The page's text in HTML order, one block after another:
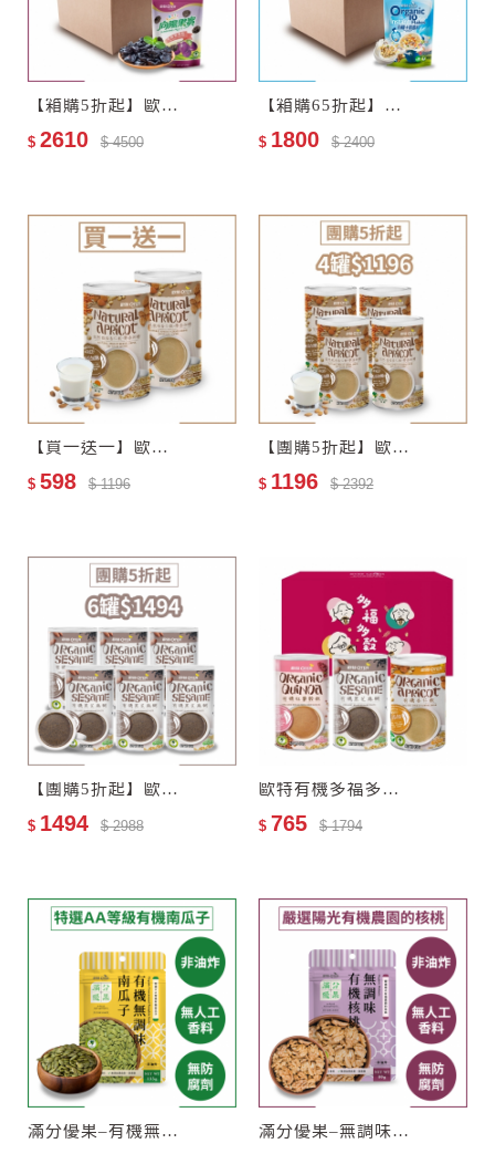
【箱購5折起】歐特有機黑棗乾18包–效期至2027-11-13
$ 2610 $ 4500
【箱購65折起】歐特有機十穀麥片12包–效期至2028-01-05
$ 1800 $ 2400
【買一送一】歐特自然栽培杏仁飲–零添加糖
$ 598 $ 1196
【團購5折起】歐特自然栽培杏仁飲–零添加糖4罐
$ 1196 $ 2392
【團購5折起】歐特有機黑芝麻糊6罐
$ 1494 $ 2988
歐特有機多福多穀禮盒(任選3入)
$ 765 $ 1794
滿分優果–有機無調味南瓜子 滿分優果–無調味有機核桃